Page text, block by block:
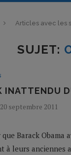
Articles avec les
SUJET:
INATTENDU
20 septembre 2011
Barack
à leurs anciennes